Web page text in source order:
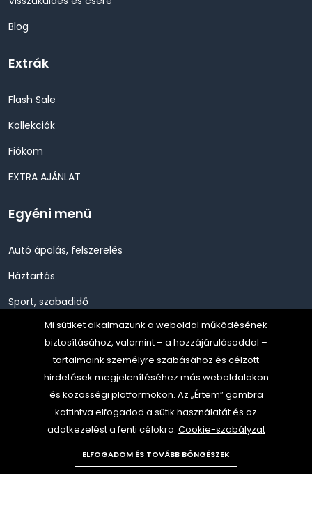
Blog
Extrák
Flash Sale
Kollekciók
Fiókom
EXTRA AJÁNLAT
Egyéni menü
Autó ápolás, felszerelés
Háztartás
Sport, szabadidő
Szépség, Egészség, Higénia
Szerszám, Barkácsolás
Telefon, Okos eszköz, GPS
Copyright © 2024 Gold Media all rights reserved.
Mi sütiket alkalmazunk a weboldal működésének
biztosításához, valamint – a hozzájárulásoddal –
tartalmaink személyre szabásához és célzott
hirdetések megjelenítéséhez más weboldalakon
és közösségi platformokon. Az „Értem” gombra
kattintva elfogadod a sütik használatát és az
adatkezelést a fenti célokra. Cookie-szabályzat
ELFOGADOM ÉS TOVÁBB BÖNGÉSZEK